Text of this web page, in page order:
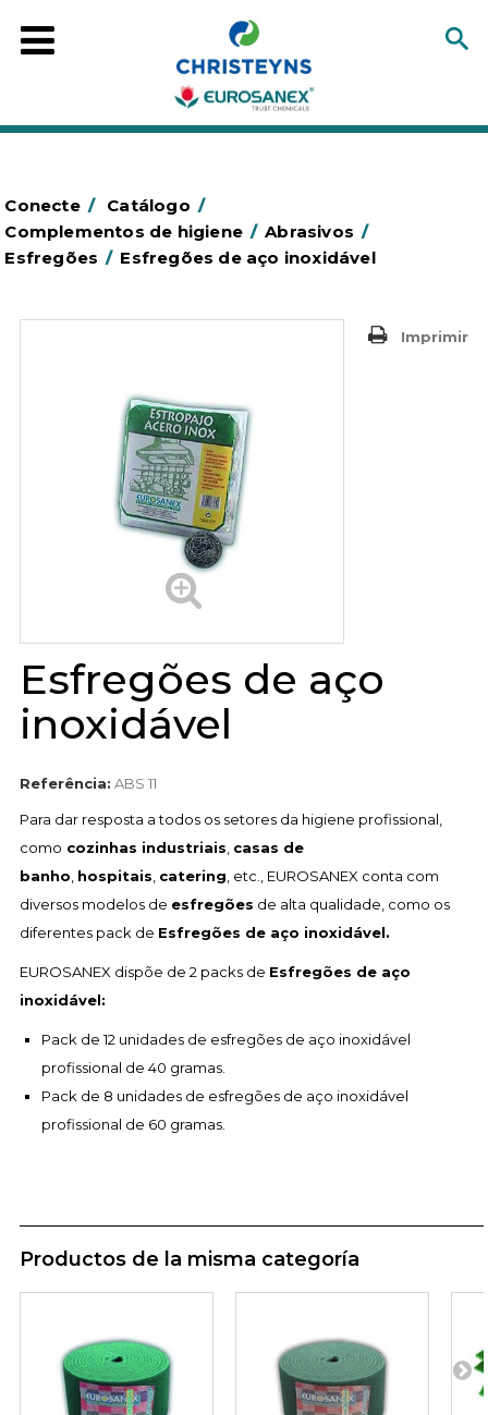
Conecte / Catálogo /
Complementos de higiene / Abrasivos /
Esfregões / Esfregões de aço inoxidável
Imprimir
Esfregões de aço
inoxidável
Referência: ABS 11
Para dar resposta a todos os setores da higiene profissional,
como cozinhas industriais casas de
banho hospitais catering , etc., EUROSANEX conta com
diversos modelos de esfregões de alta qualidade, como os
diferentes pack de Esfregões de aço inoxidável.
EUROSANEX dispõe de 2 packs de Esfregões de aço
inoxidável:
Pack de 12 unidades de esfregões de aço inoxidável
profissional de 40 gramas.
Pack de 8 unidades de esfregões de aço inoxidável
profissional de 60 gramas.
Productos de la misma categoría